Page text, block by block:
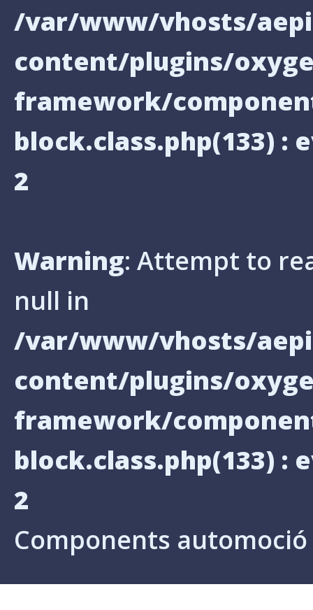
/var/www/vhosts/
content/plugins/
framework/
block.class.php(133) :
2
Warning: Attempt to
null in
/var/www/vhosts/
content/plugins/
framework/
block.class.php(133) :
2
Components automoció